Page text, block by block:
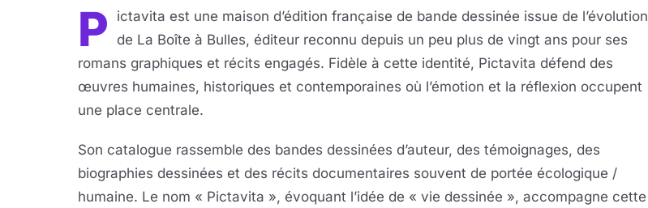
P
ictavita est une maison d’édition française de bande dessinée issue de l’évolution
de La Boîte à Bulles, éditeur reconnu depuis un peu plus de vingt ans pour ses
romans graphiques et récits engagés. Fidèle à cette identité, Pictavita défend des
œuvres humaines, historiques et contemporaines où l’émotion et la réflexion occupent
une place centrale.
Son catalogue rassemble des bandes dessinées d’auteur, des témoignages, des
biographies dessinées et des récits documentaires souvent de portée écologique /
humaine. Le nom « Pictavita », évoquant l’idée de « vie dessinée », accompagne cette